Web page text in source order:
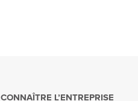
CONNAÎTRE L’ENTREPRISE